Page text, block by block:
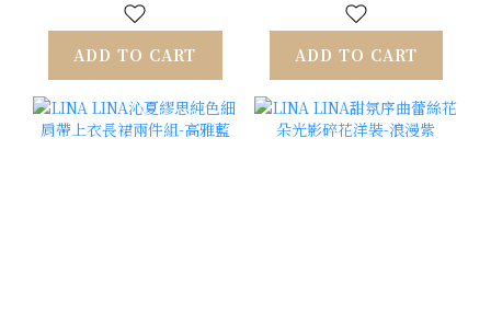
ADD TO CART ADD TO CART